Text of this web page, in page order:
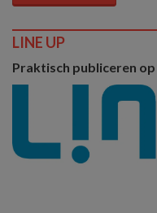
LINE UP
Praktisch publiceren